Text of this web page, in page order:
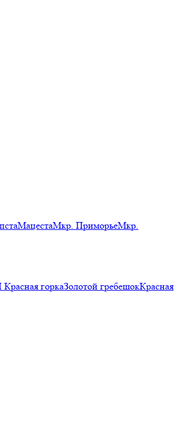
МацестаМкр. ПриморьеМкр.
горкаЗолотой гребешокКрасная